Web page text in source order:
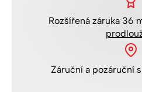
množstvíRozšířená záruka 36
Záruční a pozáruční